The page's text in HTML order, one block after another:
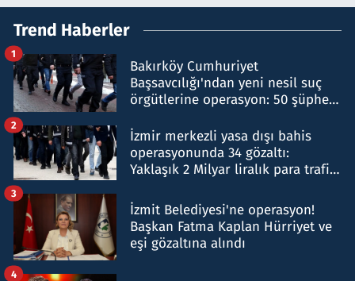
Trend Haberler
Bakırköy Cumhuriyet
Başsavcılığı'ndan yeni nesil suç
örgütlerine operasyon: 50 şüpheli
1
İzmir merkezli yasa dışı bahis
operasyonunda 34 gözaltı:
Yaklaşık 2 Milyar liralık para trafiği
2
İzmit Belediyesi'ne operasyon!
Başkan Fatma Kaplan Hürriyet ve
eşi gözaltına alındı
3
4